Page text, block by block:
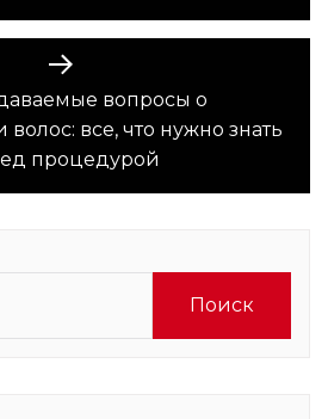
Следующая
запись:
вопросы о
все, что нужно знать
процедурой